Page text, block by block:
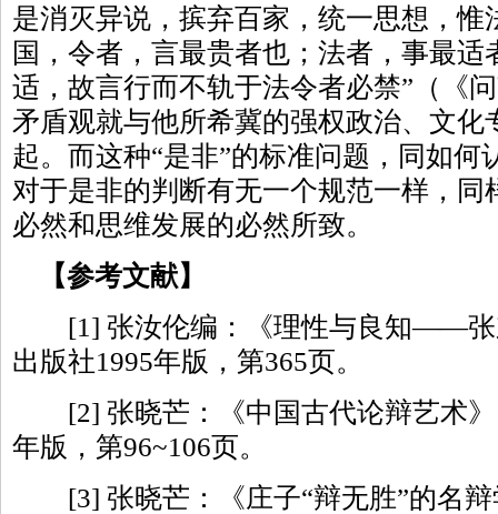
是消灭异说，摈弃百家，统一思想，惟
国，令者，言最贵者也；法者，事最
适，故言行而不轨于法令者必禁”（《
矛盾观就与他所希冀的强权政治、文化
起。而这种“是非”的标准问题，同如何
对于是非的判断有无一个规范一样，同
必然和思维发展的必然所致。
【参考文献】
[1] 张汝伦编：《理性与良知——张
出版社1995年版，第365页。
[2] 张晓芒：《中国古代论辩艺术》
年版，第96~106页。
[3] 张晓芒：《庄子“辩无胜”的名辩